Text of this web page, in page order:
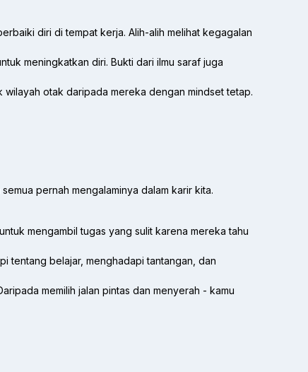
diri di tempat kerja. Alih-alih melihat kegagalan
meningkatkan diri. Bukti dari ilmu saraf juga
otak daripada mereka dengan mindset tetap.
pernah mengalaminya dalam karir kita.
mengambil tugas yang sulit karena mereka tahu
tentang belajar, menghadapi tantangan, dan
memilih jalan pintas dan menyerah - kamu